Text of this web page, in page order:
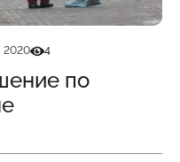
2020Кількість переглядів
4
по